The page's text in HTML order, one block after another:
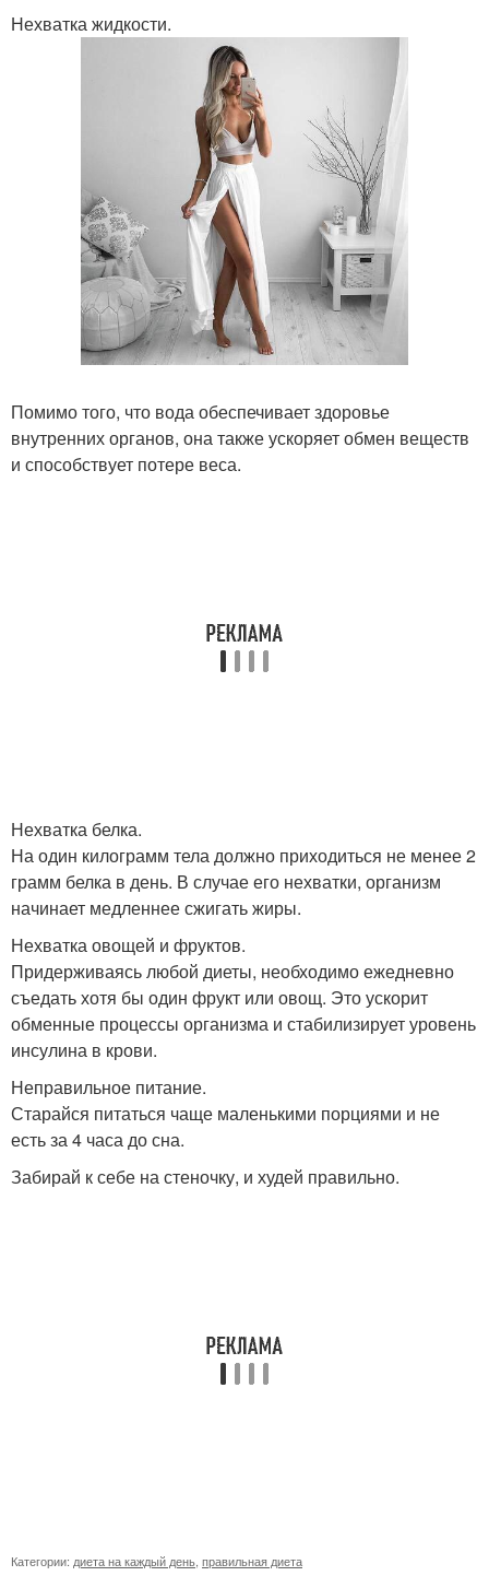
Нехватка жидкости.
Помимо того, что вода обеспечивает здоровье
внутренних органов, она также ускоряет обмен веществ
и способствует потере веса.
Нехватка белка.
На один килограмм тела должно приходиться не менее 2
грамм белка в день. В случае его нехватки, организм
начинает медленнее сжигать жиры.
Нехватка овощей и фруктов.
Придерживаясь любой диеты, необходимо ежедневно
съедать хотя бы один фрукт или овощ. Это ускорит
обменные процессы организма и стабилизирует уровень
инсулина в крови.
Неправильное питание.
Старайся питаться чаще маленькими порциями и не
есть за 4 часа до сна.
Забирай к себе на стеночку, и худей правильно.
Категории: диета на каждый день правильная диета